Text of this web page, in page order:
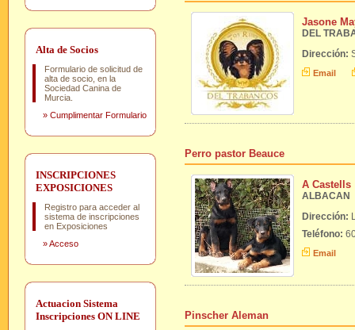
Alta de Socios
Formulario de solicitud de
alta de socio, en la
Sociedad Canina de
Murcia.
» Cumplimentar Formulario
INSCRIPCIONES
EXPOSICIONES
Registro para acceder al
sistema de inscripciones
en Exposiciones
»Acceso
Actuacion Sistema
Inscripciones ON LINE
Jasone
DEL
Dirección:
Email
Perro pastor Beauce
A Castells
ALBACAN
Dirección:
Teléfono:
Email
Pinscher Aleman